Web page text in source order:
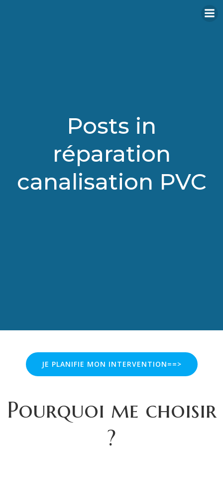
Posts in
réparation
canalisation PVC
JE PLANIFIE MON INTERVENTION==>
Pourquoi me choisir
?